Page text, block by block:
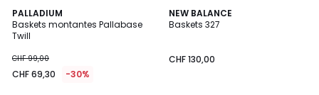
PALLADIUM
Baskets montantes Pallabase
Twill
CHF 99,00
CHF 69,30 -30%
4,8
/ 5
NEW BALANCE
Baskets 327
CHF 130,00
4,6
/ 5